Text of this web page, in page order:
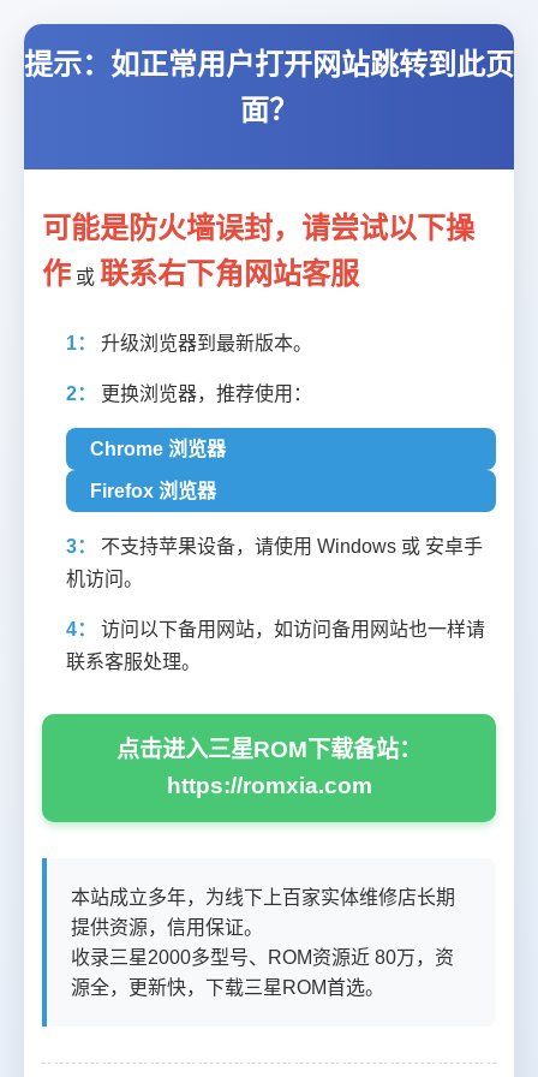
提示：如正常用户打开网站跳转到此页
面？
可能是防火墙误封，请尝试以下操
作 或 联系右下角网站客服
1： 升级浏览器到最新版本。
2： 更换浏览器，推荐使用：
Chrome 浏览器
Firefox 浏览器
3：
不支持苹果设备，请使用 Windows 或 安卓手
机访问。
4：
访问以下备用网站，如访问备用网站也一样请
联系客服处理。
点击进入三星ROM下载备站：
https://romxia.com
本站成立多年，为线下上百家实体维修店长期
提供资源，信用保证。
收录三星2000多型号、ROM资源近 80万，资
源全，更新快，下载三星ROM首选。